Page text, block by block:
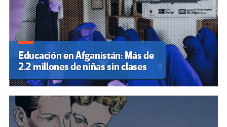
Educación en Afganistán: Más de
2.2 millones de niñas sin clases